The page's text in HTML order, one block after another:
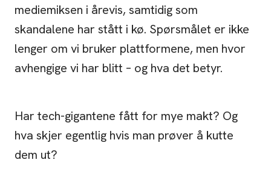
mediemiksen i årevis, samtidig som
skandalene har stått i kø. Spørsmålet er ikke
lenger om vi bruker plattformene, men hvor
avhengige vi har blitt – og hva det betyr.
Har tech-gigantene fått for mye makt? Og
hva skjer egentlig hvis man prøver å kutte
dem ut?